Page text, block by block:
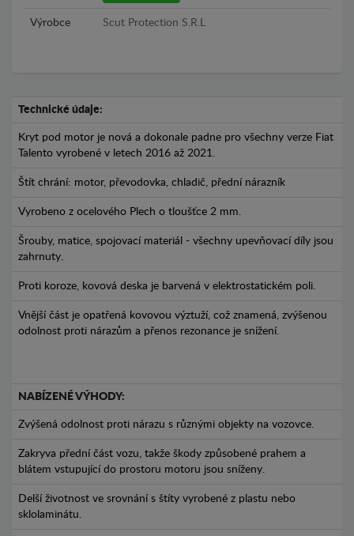
Výrobce Scut Protection S.R.L
Technické údaje:
Kryt pod motor je nová a dokonale padne pro všechny verze Fiat
Talento vyrobené v letech 2016 až 2021.
Štít chrání: motor, převodovka, chladič, přední nárazník
Vyrobeno z ocelového Plech o tloušťce 2 mm.
Šrouby, matice, spojovací materiál - všechny upevňovací díly jsou
zahrnuty.
Proti koroze, kovová deska je barvená v elektrostatickém poli.
Vnější část je opatřená kovovou výztuží, což znamená, zvýšenou
odolnost proti nárazům a přenos rezonance je snížení.
NABÍZENÉ VÝHODY:
Zvýšená odolnost proti nárazu s různými objekty na vozovce.
Zakryva přední část vozu, takže škody způsobené prahem a
blátem vstupující do prostoru motoru jsou sníženy.
Delší životnost ve srovnání s štíty vyrobené z plastu nebo
sklolaminátu.